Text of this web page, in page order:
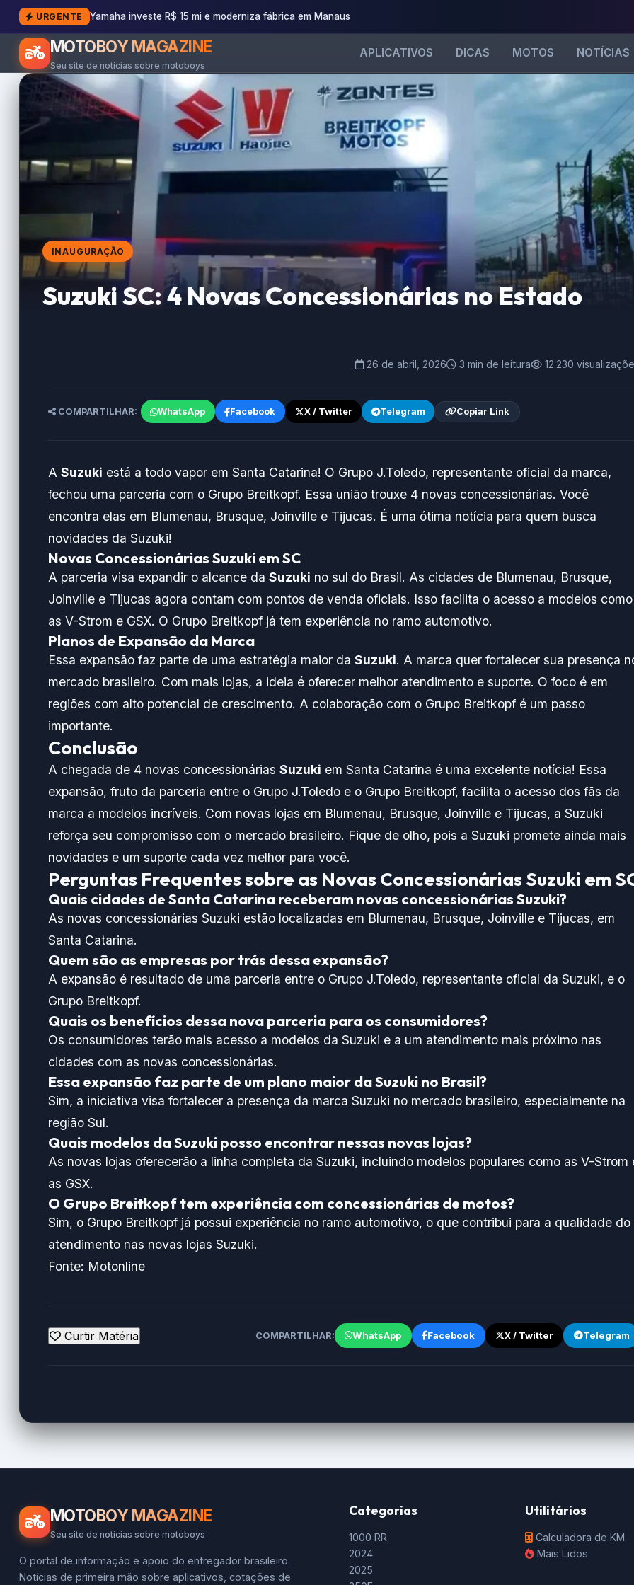
URGENTE Yamaha investe R$ 15 mi e moderniza fábrica em Manaus
MOTOBOY MAGAZINE
Seu site de notícias sobre motoboys
APLICATIVOS DICAS MOTOS NOTÍCIAS
INAUGURAÇÃO
Suzuki SC: 4 Novas Concessionárias no Estado
26 de abril, 2026 3 min de leitura 12.230
COMPARTILHAR: WhatsApp Facebook X / Twitter Telegram Copiar Link
A Suzuki está a todo vapor em Santa Catarina! O Grupo J.Toledo, representante oficial da marca,
fechou uma parceria com o Grupo Breitkopf. Essa união trouxe 4 novas concessionárias. Você
encontra elas em Blumenau, Brusque, Joinville e Tijucas. É uma ótima notícia para quem busca
novidades da Suzuki!
Novas Concessionárias Suzuki em SC
A parceria visa expandir o alcance da Suzuki no sul do Brasil. As cidades de Blumenau, Brusque,
Joinville e Tijucas agora contam com pontos de venda oficiais. Isso facilita o acesso a modelos como
as V-Strom e GSX. O Grupo Breitkopf já tem experiência no ramo automotivo.
Planos de Expansão da Marca
Essa expansão faz parte de uma estratégia maior da Suzuki. A marca quer fortalecer sua presença
mercado brasileiro. Com mais lojas, a ideia é oferecer melhor atendimento e suporte. O foco é em
regiões com alto potencial de crescimento. A colaboração com o Grupo Breitkopf é um passo
importante.
Conclusão
A chegada de 4 novas concessionárias Suzuki em Santa Catarina é uma excelente notícia! Essa
expansão, fruto da parceria entre o Grupo J.Toledo e o Grupo Breitkopf, facilita o acesso dos fãs da
marca a modelos incríveis. Com novas lojas em Blumenau, Brusque, Joinville e Tijucas, a Suzuki
reforça seu compromisso com o mercado brasileiro. Fique de olho, pois a Suzuki promete ainda mais
novidades e um suporte cada vez melhor para você.
Perguntas Frequentes sobre as Novas Concessionárias Suzuki em
Quais cidades de Santa Catarina receberam novas concessionárias Suzuki?
As novas concessionárias Suzuki estão localizadas em Blumenau, Brusque, Joinville e Tijucas, em
Santa Catarina.
Quem são as empresas por trás dessa expansão?
A expansão é resultado de uma parceria entre o Grupo J.Toledo, representante oficial da Suzuki, e o
Grupo Breitkopf.
Quais os benefícios dessa nova parceria para os consumidores?
Os consumidores terão mais acesso a modelos da Suzuki e a um atendimento mais próximo nas
cidades com as novas concessionárias.
Essa expansão faz parte de um plano maior da Suzuki no Brasil?
Sim, a iniciativa visa fortalecer a presença da marca Suzuki no mercado brasileiro, especialmente na
região Sul.
Quais modelos da Suzuki posso encontrar nessas novas lojas?
As novas lojas oferecerão a linha completa da Suzuki, incluindo modelos populares como as V-Strom
as GSX.
O Grupo Breitkopf tem experiência com concessionárias de motos?
Sim, o Grupo Breitkopf já possui experiência no ramo automotivo, o que contribui para a qualidade do
atendimento nas novas lojas Suzuki.
Fonte: Motonline
Curtir Matéria COMPARTILHAR: WhatsApp Facebook X / Twitter Telegram
MOTOBOY MAGAZINE
Seu site de notícias sobre motoboys
O portal de informação e apoio do entregador brasileiro.
Notícias de primeira mão sobre aplicativos, cotações de
Categorias
1000 RR
2024
2025
Utilitários
Calculadora de KM
Mais Lidos